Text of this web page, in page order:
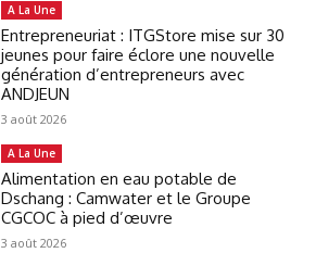
A La Une
Entrepreneuriat : ITGStore mise sur 30
jeunes pour faire éclore une nouvelle
génération d’entrepreneurs avec
ANDJEUN
3 août 2026
A La Une
Alimentation en eau potable de
Dschang : Camwater et le Groupe
CGCOC à pied d’œuvre
3 août 2026